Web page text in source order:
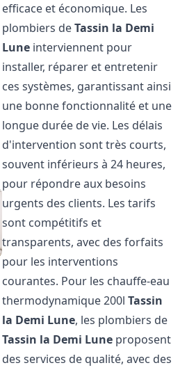
efficace et économique. Les
plombiers deTassin la Demi
Lune interviennent pour
installer, réparer et entretenir
ces systèmes, garantissant ainsi
une bonne fonctionnalité et une
longue durée de vie. Les délais
d'intervention sont très courts,
souvent inférieurs à 24 heures,
pour répondre aux besoins
urgents des clients. Les tarifs
sont compétitifs et
transparents, avec des forfaits
pour les interventions
courantes. Pour les chauffe-eau
thermodynamique 200lTassin
la Demi Lune, les plombiers de
Tassin la Demi Lune proposent
des services de qualité, avec des